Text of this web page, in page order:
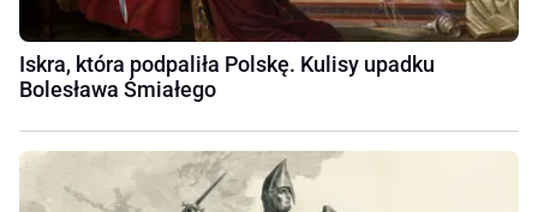
Iskra, która podpaliła Polskę. Kulisy upadku
Bolesława Śmiałego